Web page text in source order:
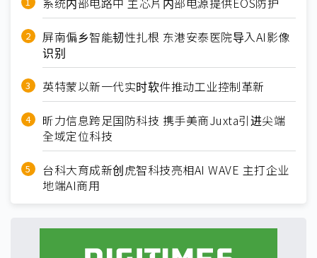
屏南偏乡智能韧性扎根 东港安泰医院导入AI影像
识别
英特蒙以新一代实时软件推动工业控制革新
昕力信息跨足国防科技 携手美商Juxta引进尖端
全域定位科技
台科大育成新创虎智科技亮相AI WAVE 主打企业
地端AI商用